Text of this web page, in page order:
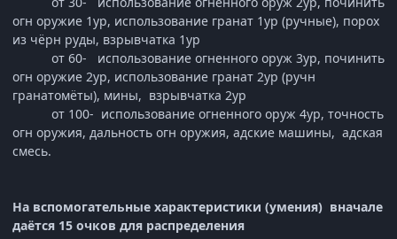
огн оружие 1ур, использование гранат 1ур (ручные), порох
из чёрн руды, взрывчатка 1ур
от 60- использование огненного оруж 3ур, починить
огн оружие 2ур, использование гранат 2ур (ручн
гранатомёты), мины, взрывчатка 2ур
от 100- использование огненного оруж 4ур, точность
огн оружия, дальность огн оружия, адские машины, адская
смесь.
На вспомогательные характеристики (умения) вначале
даётся 15 очков для распределения